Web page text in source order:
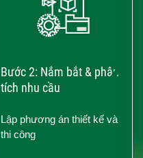
Bước 2: Nắm bắt & phân
tích nhu cầu
Lập phương án thiết kế và
thi công
›